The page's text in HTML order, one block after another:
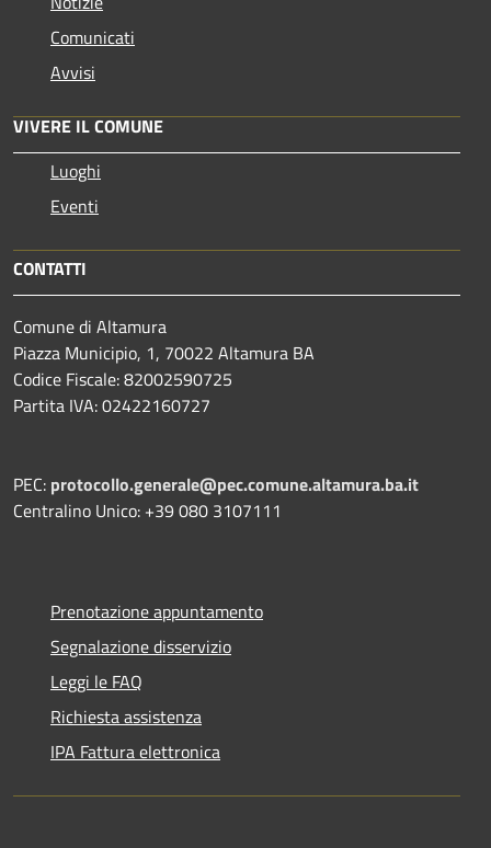
Comunicati
Avvisi
VIVERE IL COMUNE
Luoghi
Eventi
CONTATTI
Comune di Altamura
Piazza Municipio, 1, 70022 Altamura BA
Codice Fiscale: 82002590725
Partita IVA: 02422160727
PEC: protocollo.generale@pec.comune.altamura.ba.it
Centralino Unico: +39 080 3107111
Prenotazione appuntamento
Segnalazione disservizio
Leggi le FAQ
Richiesta assistenza
IPA Fattura elettronica